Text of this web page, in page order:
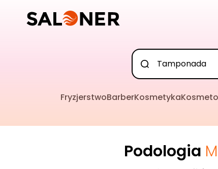
FryzjerstwoBarberKosmetyka
Podologia